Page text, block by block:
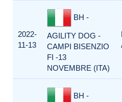
2022-
11-13
BH -
AGILITY DOG -
CAMPI BISENZIO
FI -13
NOVEMBRE (ITA)
BH -